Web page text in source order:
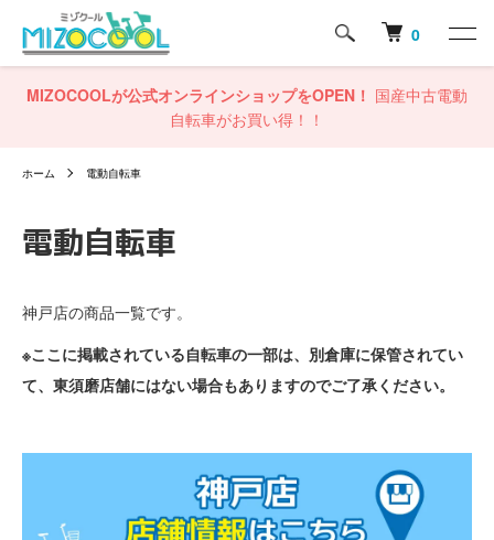
0
MIZOCOOLが公式オンラインショップをOPEN！ 国産中古電動
自転車がお買い得！！
ホーム 電動自転車
電動自転車
神戸店の商品一覧です。
※ここに掲載されている自転車の一部は、別倉庫に保管されてい
て、東須磨店舗にはない場合もありますのでご了承ください。